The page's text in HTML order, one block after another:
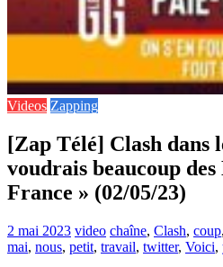
Videos Zapping
[Zap Télé] Clash dans
voudrais beaucoup
France » (02/05/23)
2 mai 2023 video chaîne, Clash, coup,
mai, nous, petit, travail, twitter, Voici,